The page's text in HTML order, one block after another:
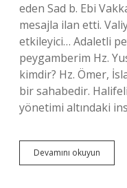
eden Sad b. Ebi
mesajla ilan etti.
etkileyici… Adaletli
peygamberim Hz.
kimdir? Hz. Ömer,
bir sahabedir.
yönetimi altındaki
Devamını okuyun
Nedir